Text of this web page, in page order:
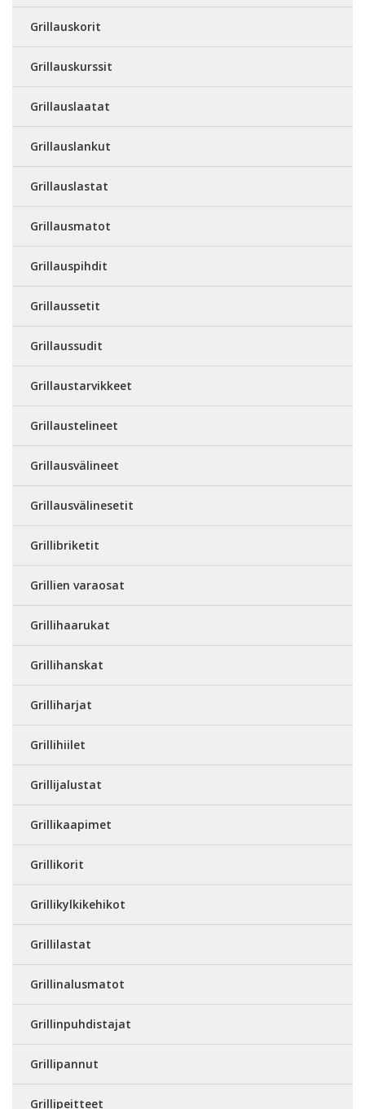
Grillauskorit
Grillauskurssit
Grillauslaatat
Grillauslankut
Grillauslastat
Grillausmatot
Grillauspihdit
Grillaussetit
Grillaussudit
Grillaustarvikkeet
Grillaustelineet
Grillausvälineet
Grillausvälinesetit
Grillibriketit
Grillien varaosat
Grillihaarukat
Grillihanskat
Grilliharjat
Grillihiilet
Grillijalustat
Grillikaapimet
Grillikorit
Grillikylkikehikot
Grillilastat
Grillinalusmatot
Grillinpuhdistajat
Grillipannut
Grillipeitteet